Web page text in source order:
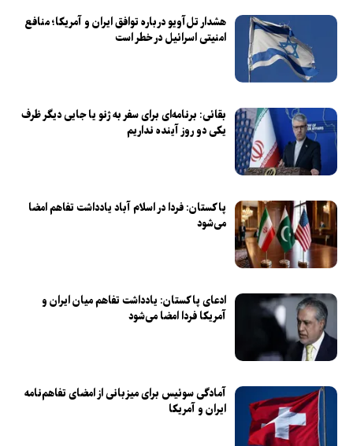
هشدار تل‌آویو درباره توافق ایران و آمریکا؛ منافع
امنیتی اسرائیل در خطر است
بقائی: برنامه‌ای برای سفر به ژنو یا جایی دیگر ظرف
یکی دو روز آینده نداریم
پاکستان: فردا در اسلام آباد یادداشت تفاهم امضا
می‌شود
ادعای پاکستان: یادداشت تفاهم میان ایران و
آمریکا فردا امضا می‌شود
آمادگی سوئیس برای میزبانی از امضای تفاهم‌نامه
ایران و آمریکا